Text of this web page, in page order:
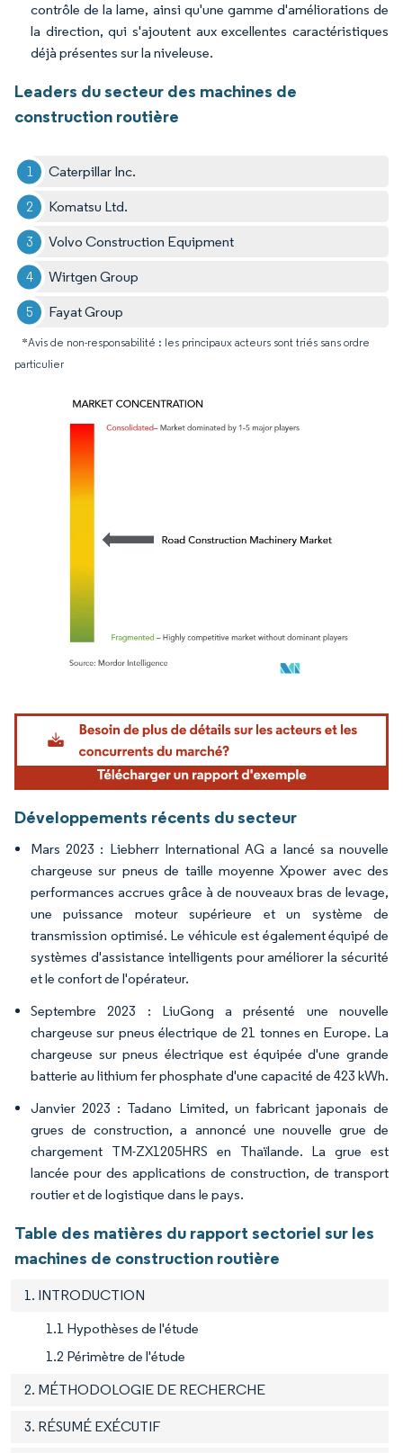
contrôle de la lame, ainsi qu'une gamme d'améliorations de
la direction, qui s'ajoutent aux excellentes caractéristiques
déjà présentes sur la niveleuse.
Leaders du secteur des machines de
construction routière
Caterpillar Inc.
Komatsu Ltd.
Volvo Construction Equipment
Wirtgen Group
Fayat Group
*Avis de non-responsabilité : les principaux acteurs sont triés sans ordre
particulier
Image © Mordor Intelligence. La réutilisation nécessite une attribution sous CC BY
Développements récents du secteur
Mars 2023 : Liebherr International AG a lancé sa nouvelle
chargeuse sur pneus de taille moyenne Xpower avec des
performances accrues grâce à de nouveaux bras de levage,
une puissance moteur supérieure et un système de
transmission optimisé. Le véhicule est également équipé de
systèmes d'assistance intelligents pour améliorer la sécurité
et le confort de l'opérateur.
Septembre 2023 : LiuGong a présenté une nouvelle
chargeuse sur pneus électrique de 21 tonnes en Europe. La
chargeuse sur pneus électrique est équipée d'une grande
batterie au lithium fer phosphate d'une capacité de 423 kWh.
Janvier 2023 : Tadano Limited, un fabricant japonais de
grues de construction, a annoncé une nouvelle grue de
chargement TM-ZX1205HRS en Thaïlande. La grue est
lancée pour des applications de construction, de transport
routier et de logistique dans le pays.
Table des matières du rapport sectoriel sur les
machines de construction routière
1. INTRODUCTION
1.1 Hypothèses de l'étude
1.2 Périmètre de l'étude
2. MÉTHODOLOGIE DE RECHERCHE
3. RÉSUMÉ EXÉCUTIF